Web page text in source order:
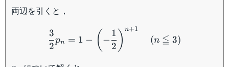
両辺を引くと，
\dfrac{3}{2}p_n=1 -
2
3
pn = 1 − ( −
2
1 ) n+1
(n ≦ 3)